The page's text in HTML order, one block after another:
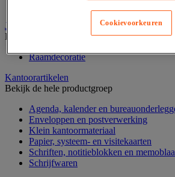
Jaloezie en gordijn
Bekijk de hele productgroep
Raamdecoratie
Kantoorartikelen
Bekijk de hele productgroep
Agenda, kalender en
Enveloppen en postverwerking
Klein kantoormateriaal
Papier, systeem- en visitekaarten
Schriften, notitieblokken en
Schrijfwaren
Cookievoorkeuren